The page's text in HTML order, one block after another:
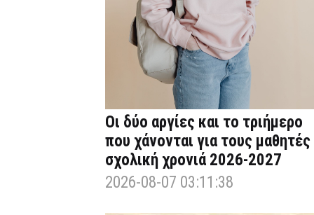
Οι δύο αργίες και το τριήμερο
που χάνονται για τους μαθητές
σχολική χρονιά 2026-2027
2026-08-07 03:11:38